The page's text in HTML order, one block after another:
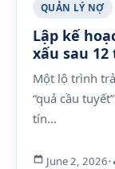
QUẢN LÝ NỢ
Lập kế
xấu sau 12
Một lộ trình
“quả cầu
tín…
June 2, 2026•